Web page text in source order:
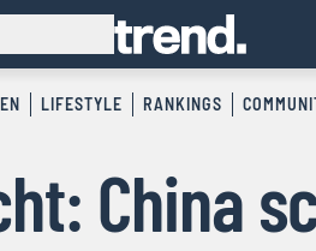
LIFESTYLE RANKINGS
China